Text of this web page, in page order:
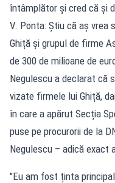
întâmplător și cred că și
V. Ponta: Știu că aș vrea
Ghiță și grupul de firme
de 300 de milioane de
Negulescu a declarat că
vizate firmele lui Ghiță,
în care a apărut Secția
puse pe procurorii de la
Negulescu – adică exact
"Eu am fost ținta